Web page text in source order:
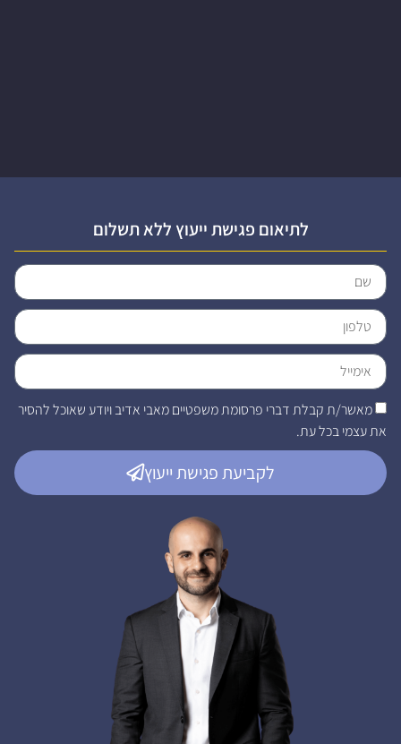
לתיאום פגישת ייעוץ ללא תשלום
מאשר/ת קבלת דברי פרסומת משפטיים מאבי אדיב ויודע שאוכל להסיר
את עצמי בכל עת.
לקביעת פגישת ייעוץ